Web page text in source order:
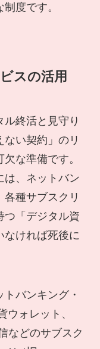
度です。
スの活用
終活と見守り
い契約」のリ
な準備です。
は、ネットバン
種サブスクリ
つ「デジタル資
なければ死後に
バンキング・
ウォレット、
などのサブスク